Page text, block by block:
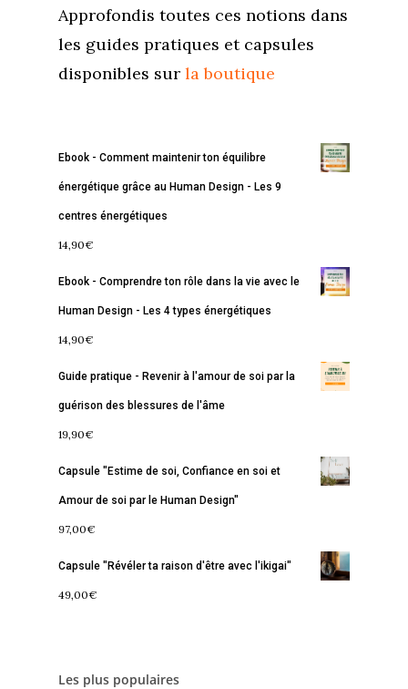
Approfondis toutes ces notions dans
les guides pratiques et capsules
disponibles sur la boutique
Ebook - Comment maintenir ton équilibre
énergétique grâce au Human Design - Les 9
centres énergétiques
14,90€
Ebook - Comprendre ton rôle dans la vie avec le
Human Design - Les 4 types énergétiques
14,90€
Guide pratique - Revenir à l'amour de soi par la
guérison des blessures de l'âme
19,90€
Capsule "Estime de soi, Confiance en soi et
Amour de soi par le Human Design"
97,00€
Capsule "Révéler ta raison d'être avec l'ikigai"
49,00€
Les plus populaires
Accueil
Commence ici
Se découvrir
S’équilibrer
Podcast
Services
Lectures de Human
Libération
Programmes
Amour & Guérison